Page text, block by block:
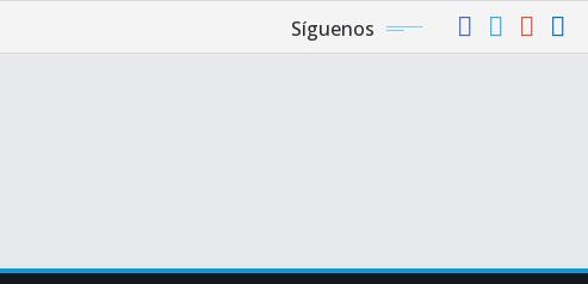
Síguenos